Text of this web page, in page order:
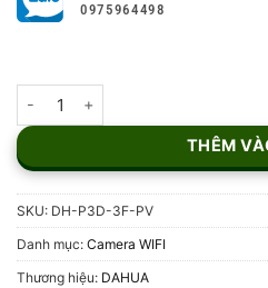
0975964498
THÊM
SKU: DH-P3D-3F-PV
Danh mục: Camera WIFI
Thương hiệu: DAHUA